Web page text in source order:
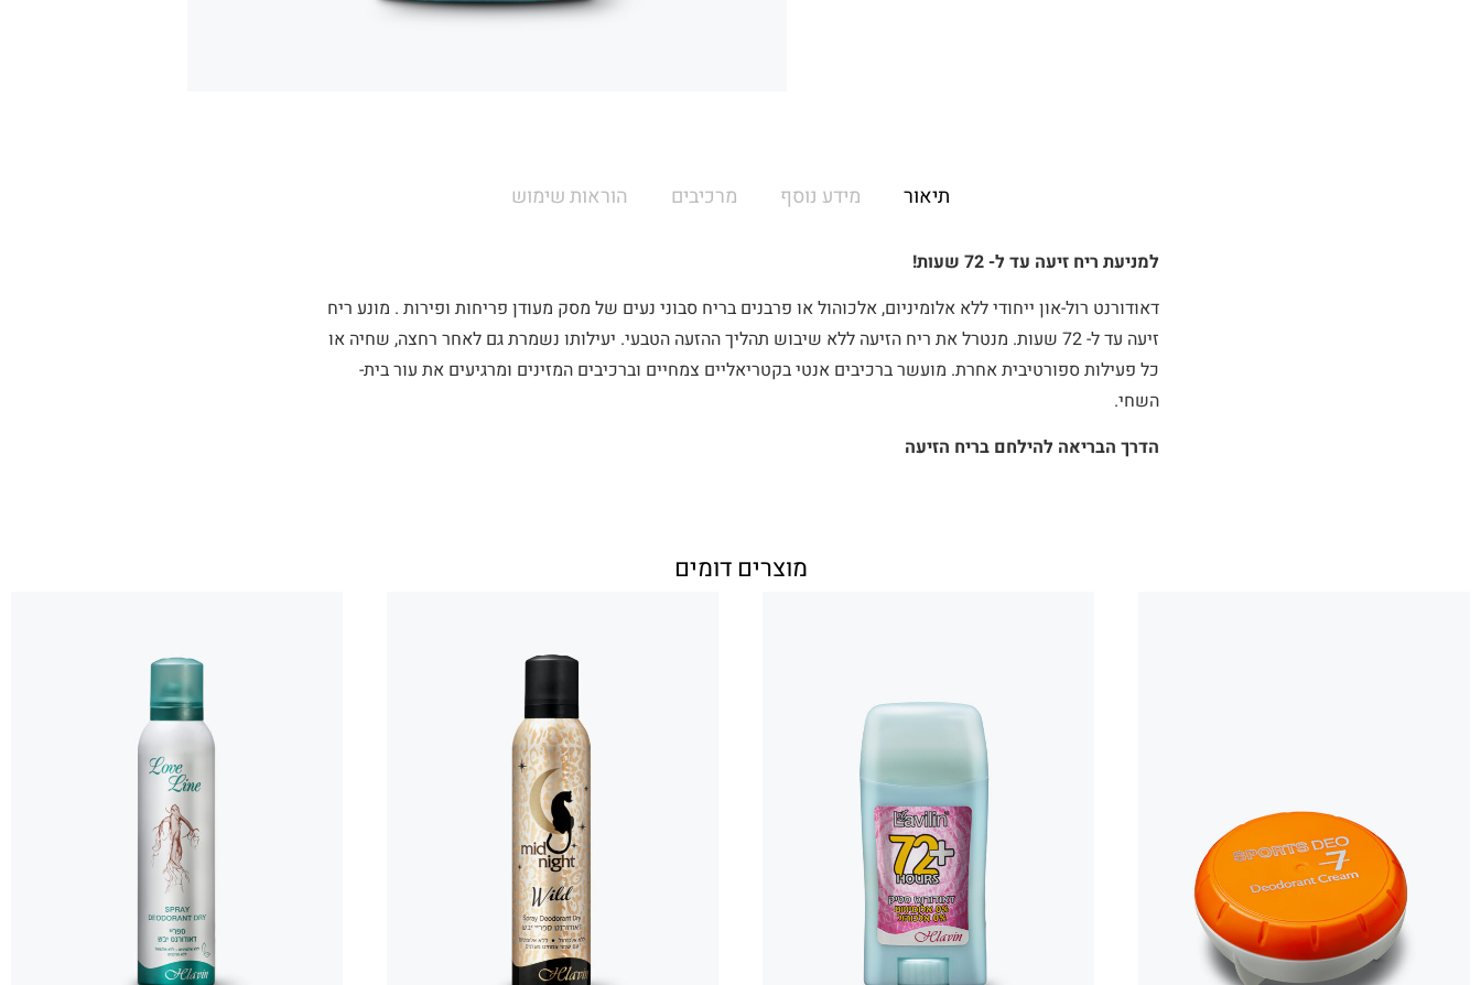
תיאור מידע נוסף מרכיבים הוראות שימוש
למניעת ריח זיעה עד ל- 72 שעות!
דאודורנט רול-און ייחודי ללא אלומיניום, אלכוהול או פרבנים בריח סבוני נעים של מסק מעודן פריחות ופירות . מונע ריח
זיעה עד ל- 72 שעות. מנטרל את ריח הזיעה ללא שיבוש תהליך ההזעה הטבעי. יעילותו נשמרת גם לאחר רחצה, שחיה או
כל פעילות ספורטיבית אחרת. מועשר ברכיבים אנטי בקטריאליים צמחיים וברכיבים המזינים ומרגיעים את עור בית-
השחי.
הדרך הבריאה להילחם בריח הזיעה
מוצרים דומים